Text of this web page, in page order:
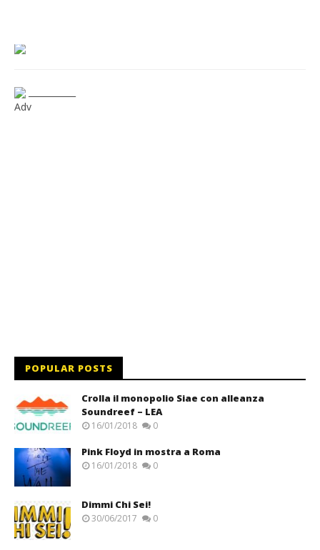
Adv
POPULAR POSTS
Crolla il monopolio Siae con alleanza
Soundreef – LEA
16/01/2018 0
Pink Floyd in mostra a Roma
16/01/2018 0
Dimmi Chi Sei!
30/06/2017 0